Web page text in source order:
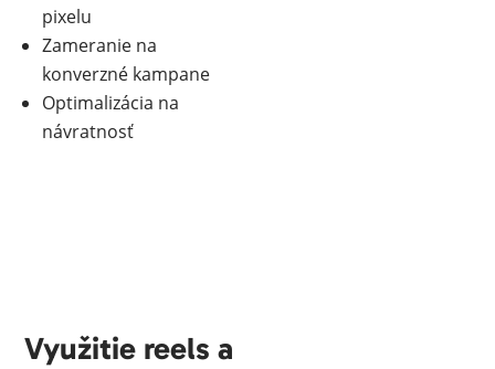
pixelu
Zameranie na
konverzné kampane
Optimalizácia na
návratnosť
Využitie reels a